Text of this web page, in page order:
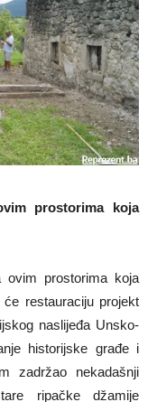
prostorima koja
prostorima koja
restauraciju projekt
naslijeđa Unsko-
historijske građe i
zadržao nekadašnji
ripačke džamije